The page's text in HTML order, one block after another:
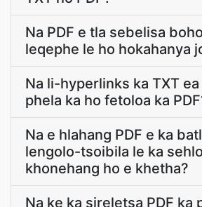
Na PDF e tla sebelisa
leqephe le ho hokahanya
Na li-hyperlinks ka TXT ea
phela ka ho fetoloa ka
Na e hlahang PDF e ka
lengolo-tsoibila le ka
khonehang ho e khetha?
Na ke ka sireletsa PDF ka